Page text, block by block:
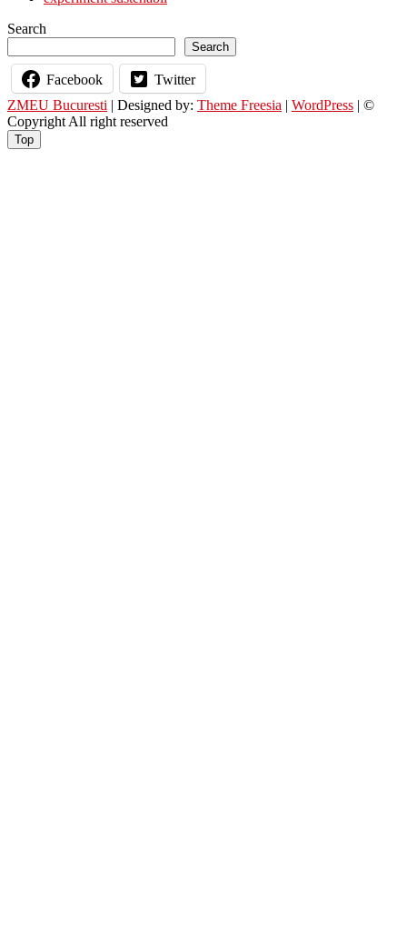
Search
Search
Facebook
Twitter
ZMEU Bucuresti | Designed by: Theme Freesia | WordPress | ©
Copyright All right reserved
Top